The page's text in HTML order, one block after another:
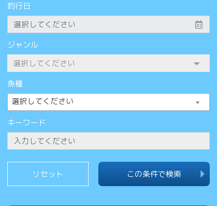
釣行日
ジャンル
魚種
選択してください
キーワード
この条件で検索